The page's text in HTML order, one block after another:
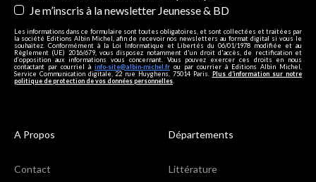
Je m’inscris à la newsletter Jeunesse & BD
Les informations dans ce formulaire sont toutes obligatoires, et sont collectées et traitées par
la société Editions Albin Michel, afin de recevoir nos newsletters au format digital si vous le
souhaitez. Conformément à la Loi Informatique et Libertés du 06/01/1978 modifiée et au
Règlement (UE) 2016/679, vous disposez notamment d'un droit d'accès, de rectification et
d’opposition aux informations vous concernant. Vous pouvez exercer ces droits en nous
contactant par courriel à info-site@albin-michel.fr ou par courrier à Editions Albin Michel,
Service Communication digitale, 22 rue Huyghens, 75014 Paris. Plus d’information sur notre
politique de protection de vos données personnelles
A Propos
Contact
Départements
Littérature